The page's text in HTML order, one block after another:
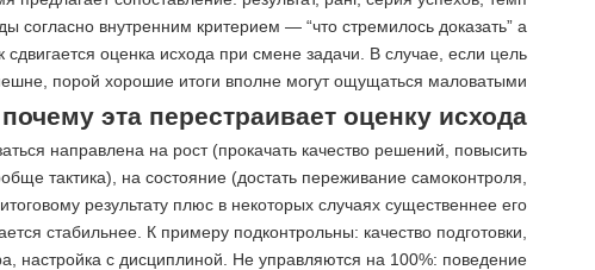
согласно внутренним критерием — “что стремилось доказать” а
сдвигается оценка исхода при смене задачи. В случае, если цель
порой хорошие итоги вполне могут ощущаться маловатыми.
эта перестраивает оценку исхода
направлена на рост (прокачать качество решений, повысить
тактика), на состояние (достать переживание самоконтроля,
результату плюс в некоторых случаях существеннее его.
стабильнее. К примеру подконтрольны: качество подготовки,
настройка с дисциплиной. Не управляются на 100%: поведение